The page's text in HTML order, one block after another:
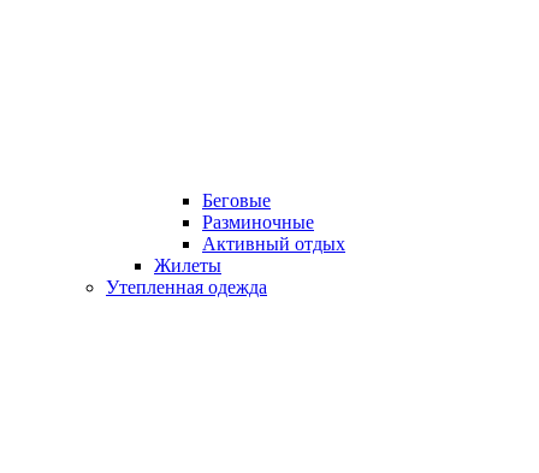
Беговые
Разминочные
Активный отдых
Жилеты
Утепленная одежда